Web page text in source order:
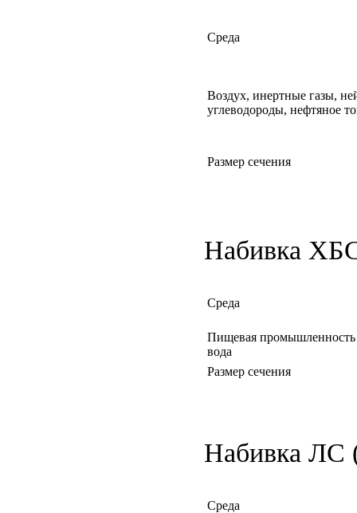
Среда
Воздух, инертные газы,
углеводороды, нефтяное
Размер сечения
Набивка
Среда
Пищевая промышленность
вода
Размер сечения
Набивка ЛС
Среда